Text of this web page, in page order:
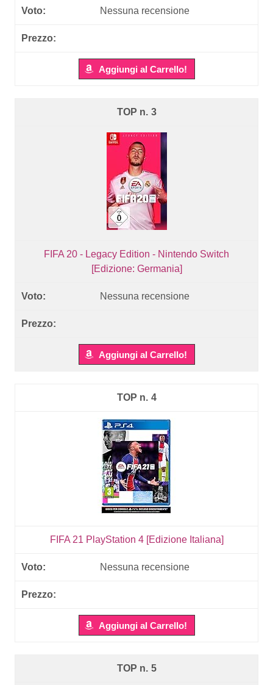
Nessuna recensione
Aggiungi al Carrello!
3
FIFA 20 - Legacy Edition - Nintendo Switch
[Edizione: Germania]
Nessuna recensione
Aggiungi al Carrello!
4
FIFA 21 PlayStation 4 [Edizione Italiana]
Nessuna recensione
Aggiungi al Carrello!
5